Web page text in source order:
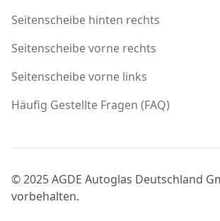
Seitenscheibe hinten rechts
Seitenscheibe vorne rechts
Seitenscheibe vorne links
Häufig Gestellte Fragen (FAQ)
© 2025 AGDE Autoglas Deutschland
vorbehalten.